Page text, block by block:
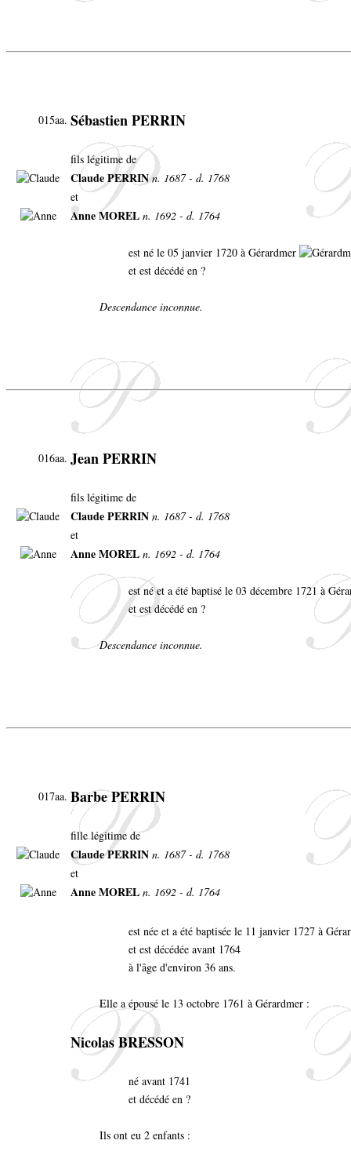
015aa. Sébastien PERRIN
fils légitime de
Claude PERRINn. 1687 - d. 1768
et
Anne MOREL n. 1692 - d. 1764
est né le 05 janvier 1720 à Gérardmer
et est décédé en ?
Descendance inconnue.
016aa. Jean PERRIN
fils légitime de
Claude PERRIN n. 1687 - d. 1768
et
Anne MOREL n. 1692 - d. 1764
est né et a été baptisé le 03 décembre 1721 à
et est décédé en ?
Descendance inconnue.
017aa. Barbe PERRIN
fille légitime de
Claude PERRIN n. 1687 - d. 1768
et
Anne MOREL n. 1692 - d. 1764
est née et a été baptisée le 11 janvier 1727 à
et est décédée avant 1764
à l'âge d'environ 36 ans.
Elle a épousé le 13 octobre 1761 à Gérardmer :
Nicolas BRESSON
né avant 1741
et décédé en ?
Ils ont eu 2 enfants :